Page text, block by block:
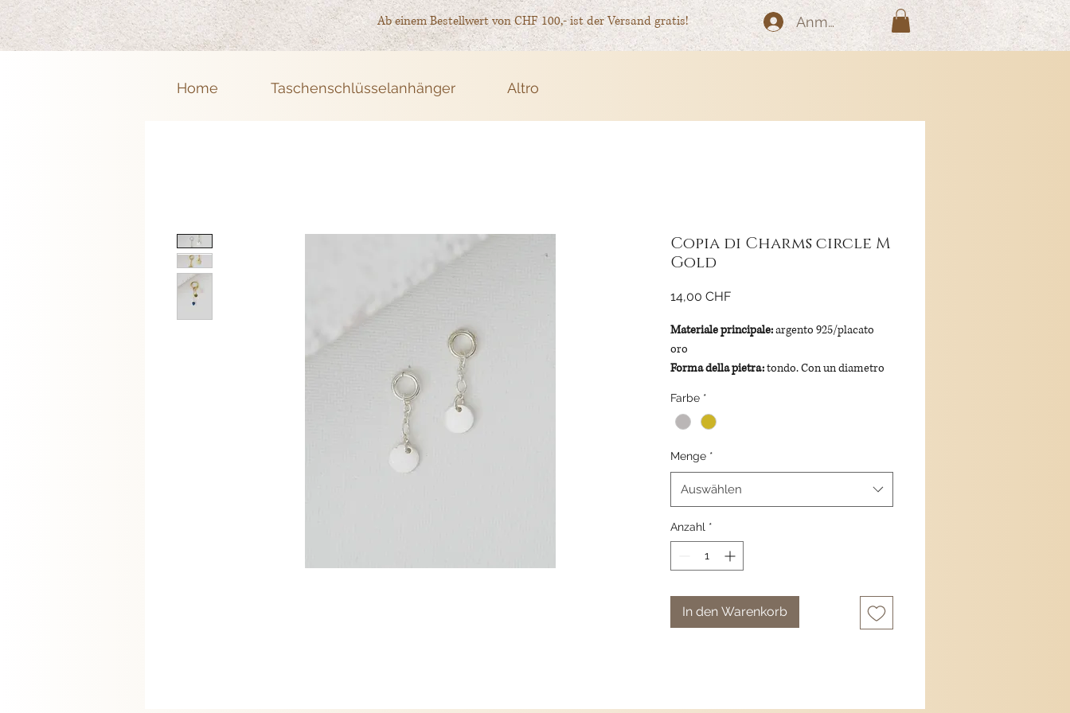
Ab einem Bestellwert von CHF 100,- ist der Versand gratis! Anmelden
Home Taschenschlüsselanhänger Altro
Copia di Charms circle M
Gold
14,00 CHFPreis
Materiale principale:argento 925/placato
oro
Forma della pietra:tondo. Con un diametro
Dimensioni totali del ciondolo:
2.3 cm
oro.
Farbe *
Menge *
Auswählen
Anzahl *
In den Warenkorb